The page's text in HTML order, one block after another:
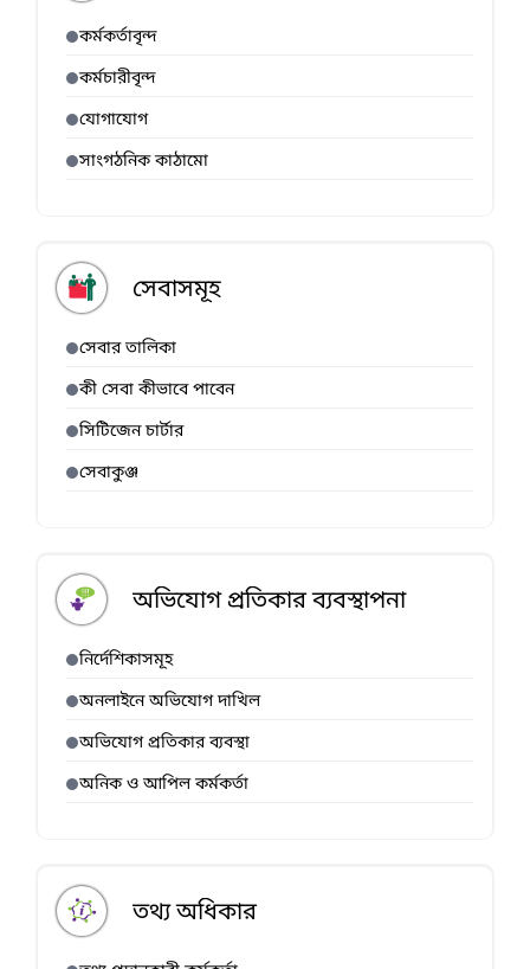
কর্মকর্তাবৃন্দ
কর্মচারীবৃন্দ
যোগাযোগ
সাংগঠনিক কাঠামো
সেবাসমূহ
সেবার তালিকা
কী সেবা কীভাবে পাবেন
সিটিজেন চার্টার
সেবাকুঞ্জ
অভিযোগ প্রতিকার ব্যবস্থাপনা
নির্দেশিকাসমূহ
অনলাইনে অভিযোগ দাখিল
অভিযোগ প্রতিকার ব্যবস্থা
অনিক ও আপিল কর্মকর্তা
তথ্য অধিকার